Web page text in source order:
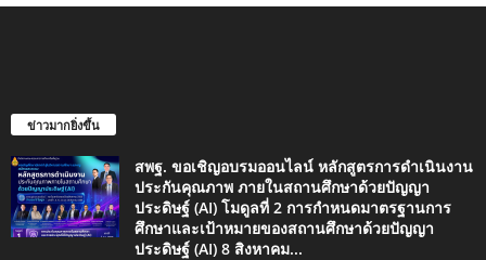
ข่าวมากยิ่งขึ้น
สพฐ. ขอเชิญอบรมออนไลน์ หลักสูตรการดำเนินงาน
ประกันคุณภาพ ภายในสถานศึกษาด้วยปัญญา
ประดิษฐ์ (AI) โมดูลที่ 2 การกำหนดมาตรฐานการ
ศึกษาและเป้าหมายของสถานศึกษาด้วยปัญญา
ประดิษฐ์ (AI) 8 สิงหาคม...